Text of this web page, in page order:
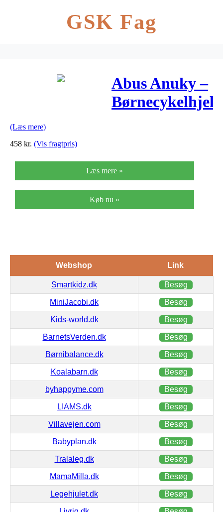
GSK Fag
Abus Anuky –
(Læs mere)
458 kr. (Vis fragtpris)
Læs mere »
Køb nu »
Webshop Link
Smartkidz.dk Besøg
MiniJacobi.dk Besøg
Kids-world.dk Besøg
BarnetsVerden.dk Besøg
Børnibalance.dk Besøg
Koalabarn.dk Besøg
byhappyme.com Besøg
LIAMS.dk Besøg
Villavejen.com Besøg
Babyplan.dk Besøg
Tralaleg.dk Besøg
MamaMilla.dk Besøg
Legehjulet.dk Besøg